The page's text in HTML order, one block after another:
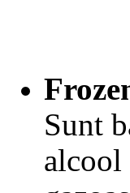
Sunt
alcool